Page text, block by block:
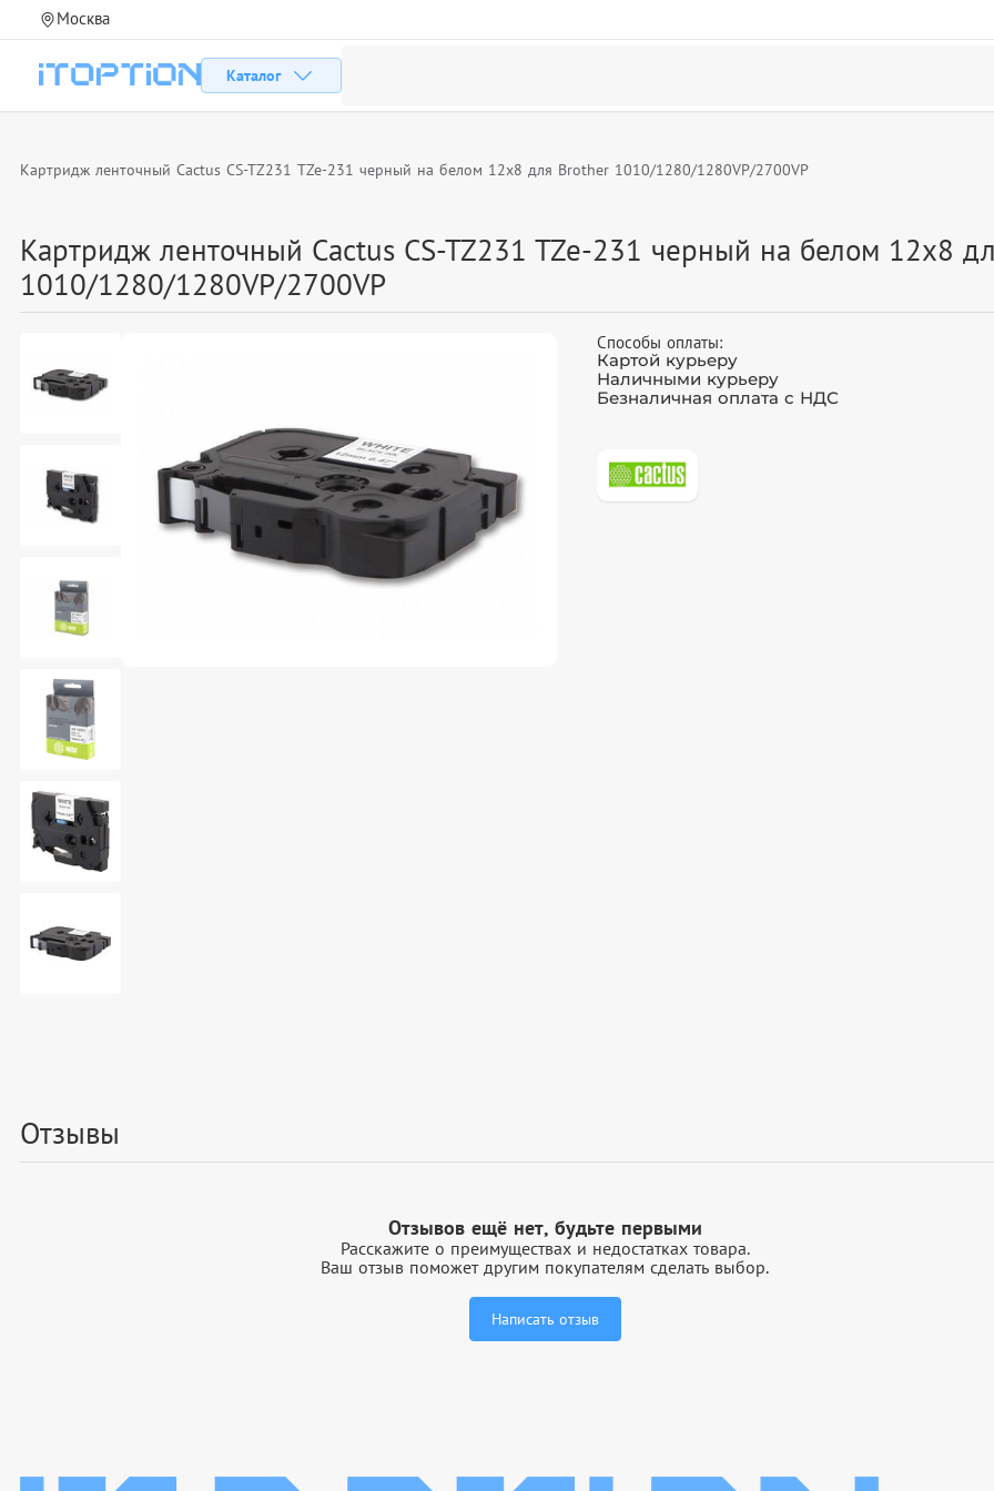
Москва
Каталог
Картридж ленточный Cactus CS-TZ231 TZe-231 черный на белом 12x8 для Brother 1010/1280/1280VP/2700VP
Картридж ленточный Cactus CS-TZ231 TZe-231 черный на белом 12x8
1010/1280/1280VP/2700VP
Способы оплаты:
Картой курьеру
Наличными курьеру
Безналичная оплата с НДС
Отзывы
Отзывов ещё нет, будьте первыми
Расскажите о преимуществах и недостатках товара.
Ваш отзыв поможет другим покупателям сделать выбор.
Написать отзыв